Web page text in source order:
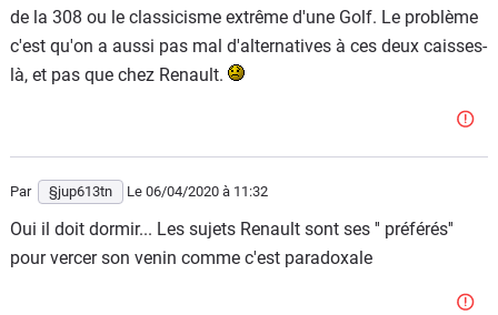
de la 308 ou le classicisme extrême d'une Golf. Le problème
c'est qu'on a aussi pas mal d'alternatives à ces deux caisses-
là, et pas que chez Renault.
Par §jup613tn Le 06/04/2020 à 11:32
Oui il doit dormir... Les sujets Renault sont ses '' préférés''
pour vercer son venin comme c'est paradoxale